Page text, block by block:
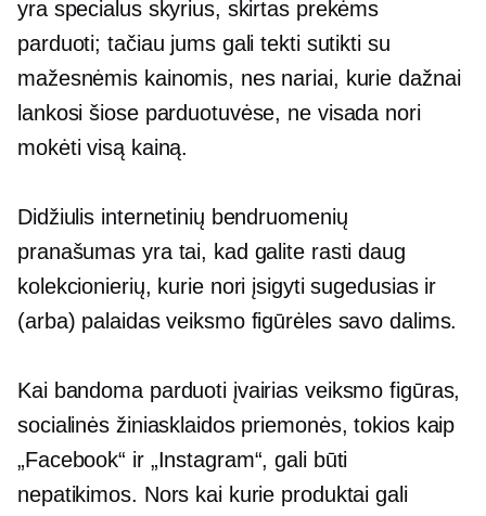
yra specialus skyrius, skirtas prekėms
parduoti; tačiau jums gali tekti sutikti su
mažesnėmis kainomis, nes nariai, kurie dažnai
lankosi šiose parduotuvėse, ne visada nori
mokėti visą kainą.
Didžiulis internetinių bendruomenių
pranašumas yra tai, kad galite rasti daug
kolekcionierių, kurie nori įsigyti sugedusias ir
(arba) palaidas veiksmo figūrėles savo dalims.
Kai bandoma parduoti įvairias veiksmo figūras,
socialinės žiniasklaidos priemonės, tokios kaip
„Facebook“ ir „Instagram“, gali būti
nepatikimos. Nors kai kurie produktai gali